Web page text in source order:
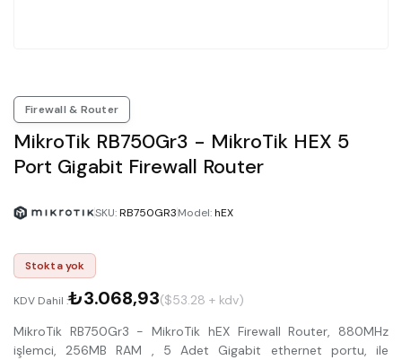
Firewall & Router
MikroTik RB750Gr3 - MikroTik HEX 5
Port Gigabit Firewall Router
SKU:RB750GR3Model:hEX
Stokta yok
KDV Dahil :₺3.068,93($53.28 + kdv)
MikroTik RB750Gr3 - MikroTik hEX Firewall Router, 880MHz
işlemci, 256MB RAM , 5 Adet Gigabit ethernet portu, ile